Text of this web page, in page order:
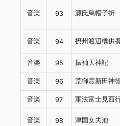
音楽 93 源氏烏帽子折
音楽 94 摂州渡辺橋供
音楽 95 振袖天神記
音楽 96 荒御霊新田神
音楽 97 軍法富士見西
音楽 98 津国女夫池